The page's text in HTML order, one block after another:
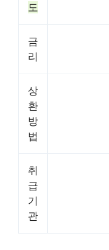
도
금
리
상
환
방
법
취
급
기
관